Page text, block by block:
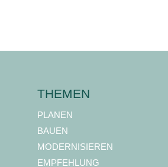
THEMEN
PLANEN
BAUEN
MODERNISIEREN
EMPFEHLUNG